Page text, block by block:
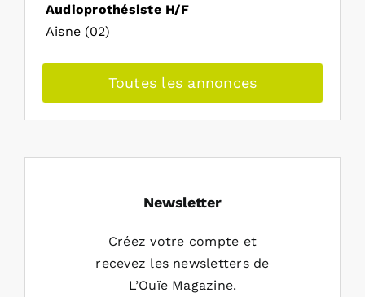
Audioprothésiste H/F
Aisne (02)
Toutes les annonces
Newsletter
Créez votre compte et
recevez les newsletters de
L’Ouïe Magazine.